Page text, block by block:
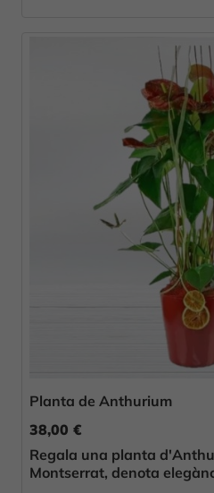
Planta de Anthurium
38,00 €
Regala una planta
Montserrat, denota